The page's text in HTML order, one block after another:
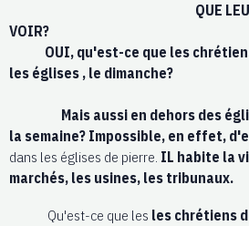
QUE
VOIR?
OUI, qu'est-ce que les
les églises , le dimanche?
Mais aussi en dehors des
la semaine? Impossible, en effet,
dans les églises de pierre. IL habite la
marchés, les usines, les tribunaux.
Qu'est-ce que les les chrétiens